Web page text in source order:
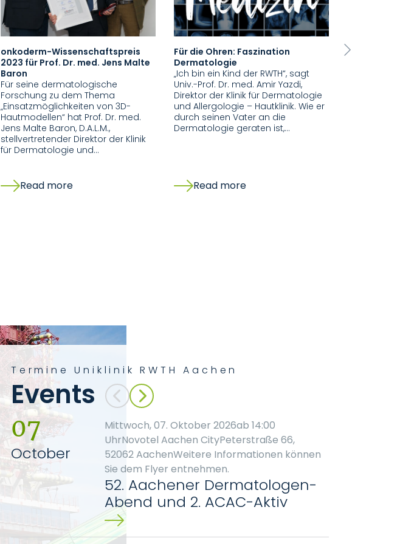
onkoderm-Wissenschaftspreis
2023 für Prof. Dr. med. Jens Malte
Baron
Für seine dermatologische
Forschung zu dem Thema
„Einsatzmöglichkeiten von 3D-
Hautmodellen“ hat Prof. Dr. med.
Jens Malte Baron, D.A.L.M.,
stellvertretender Direktor der Klinik
für Dermatologie und…
Read more
Für die Ohren: Faszination
Dermatologie
„Ich bin ein Kind der RWTH“, sagt
Univ.-Prof. Dr. med. Amir Yazdi,
Direktor der Klinik für Dermatologie
und Allergologie – Hautklinik. Wie er
durch seinen Vater an die
Dermatologie geraten ist,…
Read more
Umzug der
Next
Termine Uniklinik RWTH Aachen
Events
07
October
Mittwoch, 07. Oktober 2026ab 14:00
UhrNovotel Aachen CityPeterstraße 66,
52062 AachenWeitere Informationen können
Sie dem Flyer entnehmen.
52. Aachener Dermatologen-
Abend und 2. ACAC-Aktiv